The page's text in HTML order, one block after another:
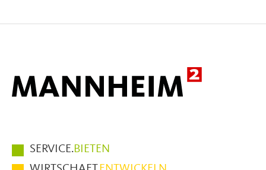
Hauptmenüpunkte
im
SERVICE.BIETEN